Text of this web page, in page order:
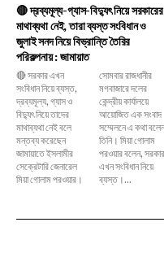
🔴 দ্রব্যমূল্য-গ্যাস-বিদ্যুৎ নিয়ে সরকারের
মাথাব্যথা নেই, তারা ব্যস্ত সংবিধান ও
জুলাই সনদ নিয়ে বিভ্রান্তি তৈরির
পরিকল্পনায় : জামায়াত
🔴 সরকার এখন
সংবিধান নিয়ে ব্যস্ত,
দ্রব্যমূল্য, গ্যাস ও
বিদ্যুৎ নিয়ে তাদের
মাথাব্যথা নেই বলে
মন্তব্য করেছেন
জামায়াতে ইসলামীর
সেক্রেটারি জেনারেল
মিয়া গোলাম পরওয়ার।
সোমবার রাজধানীর
মগবাজারে দলের
কেন্দ্রীয় কার্যালয়ে
আয়োজিত এক সংবাদ
সম্মেলনে এ কথা বলেন
তিনি। মিয়া গোলাম
পরওয়ার বলেন, সরকার
এখন সংবিধান নিয়ে
ব্যস্ত।...